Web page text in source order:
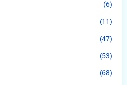
(6)
(11)
(47)
(53)
(68)